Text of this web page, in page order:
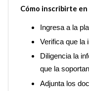
Cómo inscribirte en
Ingresa a la
Verifica que la
Diligencia la
que la
Adjunta los